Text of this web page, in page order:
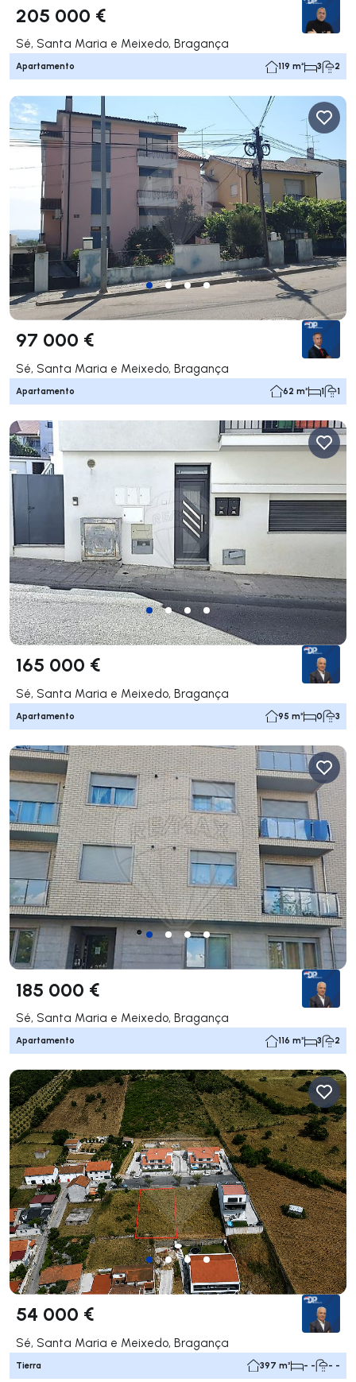
205 000 €
Sé, Santa Maria e Meixedo, Bragança
Apartamento 119 m² 3 2
97 000 €
Sé, Santa Maria e Meixedo, Bragança
Apartamento 62 m² 1 1
165 000 €
Sé, Santa Maria e Meixedo, Bragança
Apartamento 95 m² 0 3
185 000 €
Sé, Santa Maria e Meixedo, Bragança
Apartamento 116 m² 3 2
54 000 €
Sé, Santa Maria e Meixedo, Bragança
Tierra 397 m² - - - -